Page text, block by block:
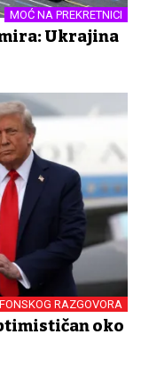
MOĆ NA PREKRETNICI
Ukrajina
RAZGOVORA
oko